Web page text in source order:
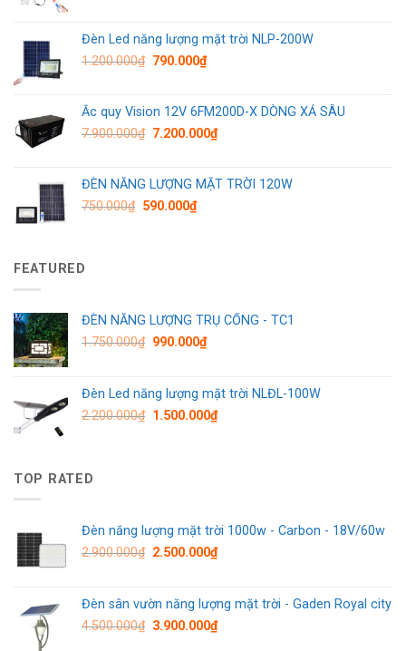
Đèn Led năng lượng mặt trời NLP-200W
1.200.000₫ 790.000₫
Ắc quy Vision 12V 6FM200D-X DÒNG XẢ SÂU
7.900.000₫ 7.200.000₫
ĐÈN NĂNG LƯỢNG MẶT TRỜI 120W
750.000₫ 590.000₫
FEATURED
ĐÈN NĂNG LƯỢNG TRỤ CỔNG - TC1
1.750.000₫ 990.000₫
Đèn Led năng lượng mặt trời NLĐL-100W
2.200.000₫ 1.500.000₫
TOP RATED
Đèn năng lượng mặt trời 1000w - Carbon - 18V/60w
2.900.000₫ 2.500.000₫
Đèn sân vườn năng lượng mặt trời - Gaden Royal city
4.500.000₫ 3.900.000₫